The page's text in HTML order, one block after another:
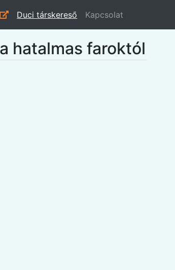
Duci társkereső Kapcsolat
hatalmas faroktól